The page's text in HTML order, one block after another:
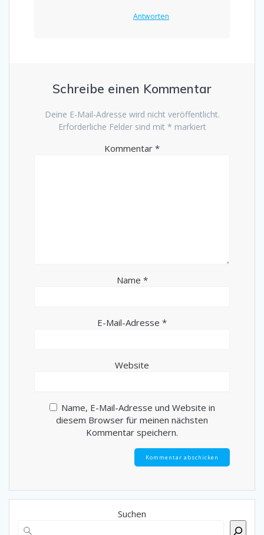
Antworten
Schreibe einen Kommentar
Deine E-Mail-Adresse wird nicht veröffentlicht.
Erforderliche Felder sind mit * markiert
Kommentar *
Name *
E-Mail-Adresse *
Website
Name, E-Mail-Adresse und Website in
diesem Browser für meinen nächsten
Kommentar speichern.
Suchen